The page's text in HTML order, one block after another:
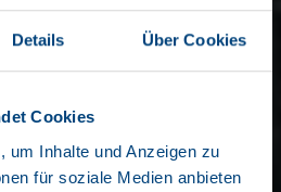
Details Über Cookies
Cookies
um Inhalte und Anzeigen zu
für soziale Medien anbieten